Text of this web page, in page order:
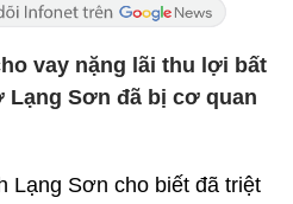
vay nặng lãi thu lợi bất
Sơn đã bị cơ quan
Lạng Sơn cho biết đã triệt